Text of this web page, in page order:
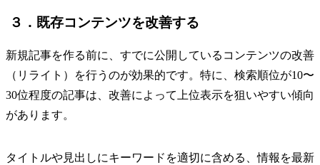
３．既存コンテンツを改善する
新規記事を作る前に、すでに公開しているコンテンツの改善
（リライト）を行うのが効果的です。特に、検索順位が10〜
30位程度の記事は、改善によって上位表示を狙いやすい傾向
があります。
タイトルや見出しにキーワードを適切に含める、情報を最新